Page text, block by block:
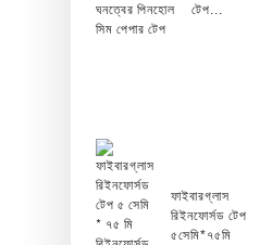
টেপ...
ফাইবারগ্লাস
রিইনফোর্সড টেপ
৫সেমি*৭৫মি